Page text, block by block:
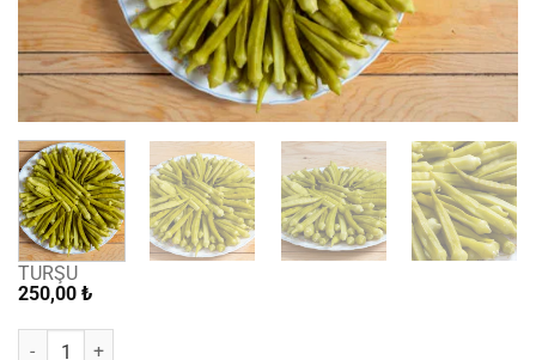
TURŞU
250,00 ₺
Bir Kg Bamya Turşusu adet